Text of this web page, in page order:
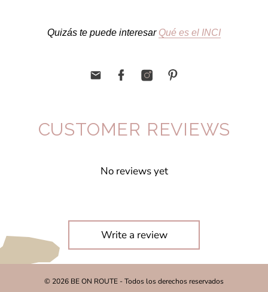
Quizás te puede interesar Qué es el INCI
CUSTOMER REVIEWS
No reviews yet
Write a review
© 2026 BE ON ROUTE - Todos los derechos reservados